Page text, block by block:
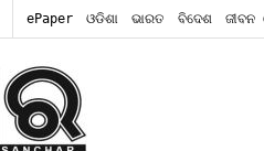
ePaper ଓଡିଶା ଭାରତ ବିଦେଶ ଜୀବନ